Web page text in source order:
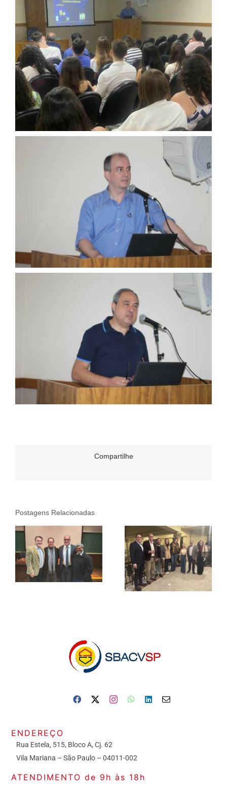
Compartilhe
Postagens Relacionadas
ENDEREÇO
Rua Estela, 515, Bloco A, Cj. 62
Vila Mariana – São Paulo – 04011-002
ATENDIMENTO de 9h às 18h